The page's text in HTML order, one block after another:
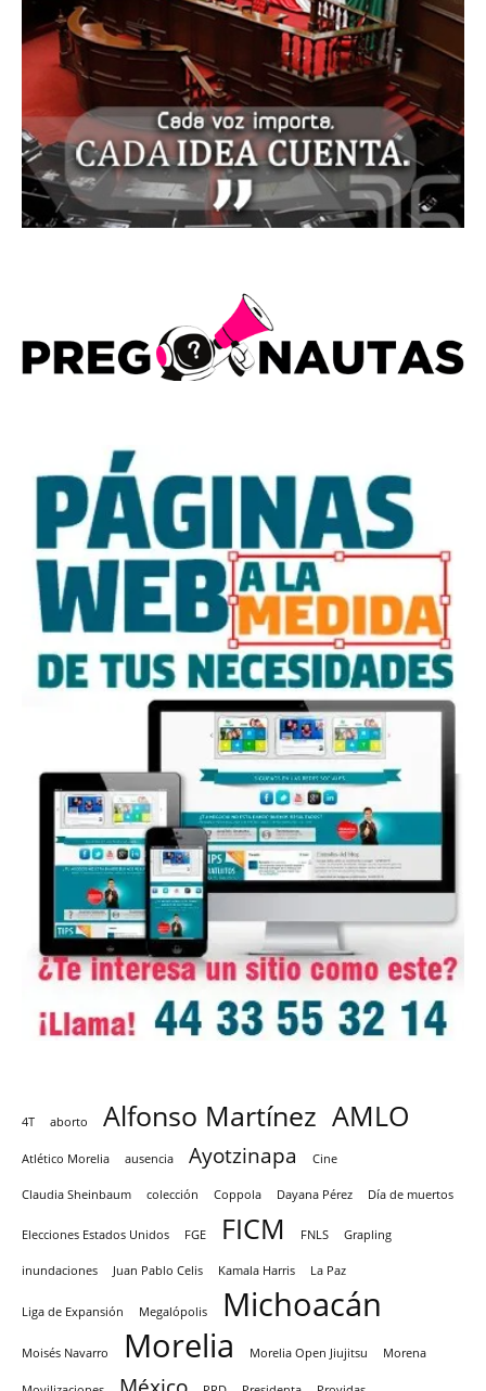
4T aborto Alfonso Martínez AMLO
Atlético Morelia ausencia Ayotzinapa Cine
Claudia Sheinbaum colección Coppola Dayana Pérez Día de muertos
Elecciones Estados Unidos FGE FICM FNLS Grapling
inundaciones Juan Pablo Celis Kamala Harris La Paz
Liga de Expansión Megalópolis Michoacán
Moisés Navarro Morelia Morelia Open Jiujitsu Morena